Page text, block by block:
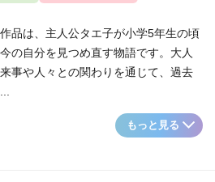
品は、主人公タエ子が小学5年生の頃
の自分を見つめ直す物語です。大人
事や人々との関わりを通じて、過去
もっと見る